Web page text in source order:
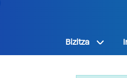
Bizitza